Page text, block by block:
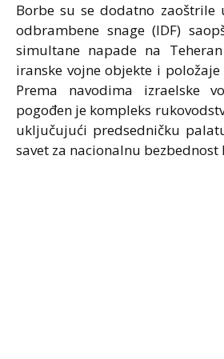
Borbe su se dodatno zaoštrile
odbrambene snage (IDF)
simultane napade na Teheran
iranske vojne objekte i
Prema navodima izraelske
pogođen je kompleks
uključujući predsedničku
savet za nacionalnu bezbednost